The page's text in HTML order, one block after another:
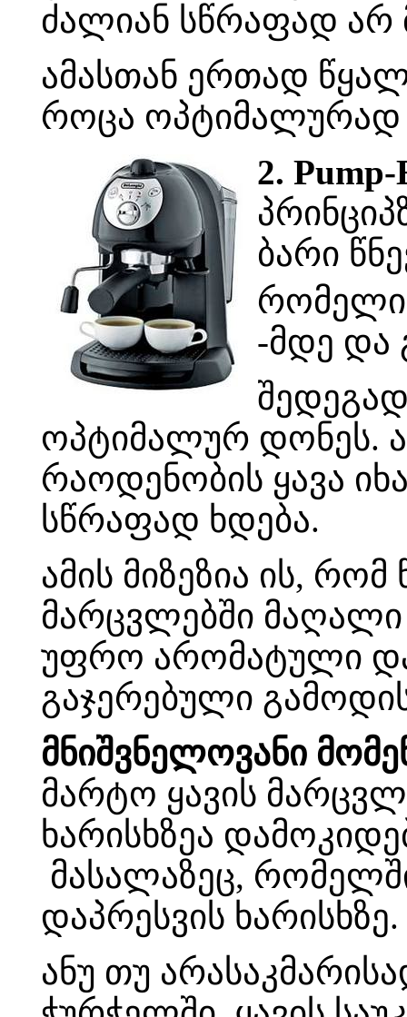
ძალიან სწრაფად არ
ამასთან ერთად
როცა ოპტიმალურად
2. Pump-
ბარი
-მდე და
ოპტიმალურ დონეს.
რაოდენობის ყავა
სწრაფად ხდება.
ამის მიზეზია ის,
მარცვლებში მაღალი
უფრო არომატული
გაჯერებული
მნიშვნელოვანი
მარტო ყავის
ხარისხზეა
მასალაზეც,
დაპრესვის ხარისხზე.
ანუ თუ